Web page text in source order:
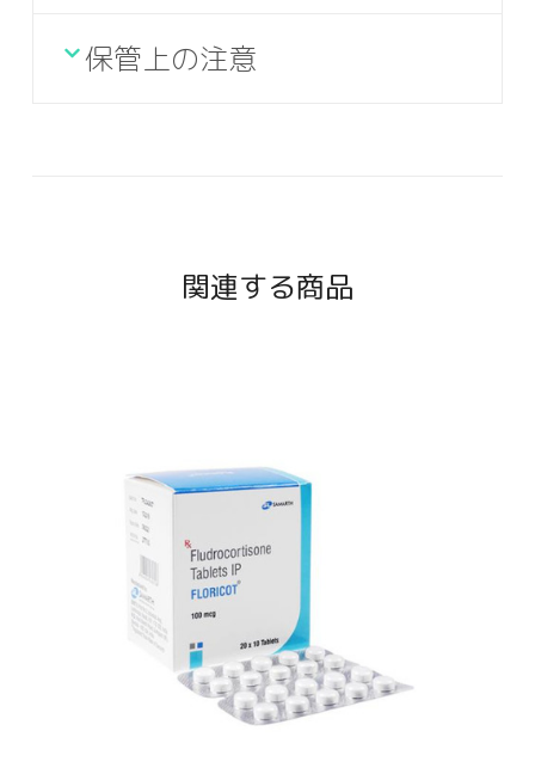
保管上の注意
関連する商品